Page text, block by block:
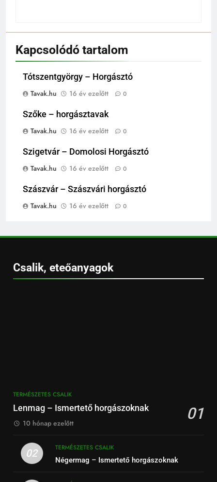
Kapcsolódó tartalom
Tótszentgyörgy – Horgásztó
Tavak.hu
16 év ezelőtt 0
Szőke – horgásztavak
Tavak.hu
16 év ezelőtt 0
Szigetvár – Domolosi Horgásztó
Tavak.hu
16 év ezelőtt 0
Szászvár – Szászvári horgásztó
Tavak.hu
16 év ezelőtt 0
Csalik, eteőanyagok
TERMÉSZETES CSALIK
Lenmag – Ismertető horgászoknak 01
10 hónap ezelőtt
02
TERMÉSZETES CSALIK
Négermag – Ismertető horgászoknak